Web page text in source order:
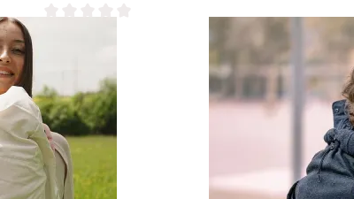
Note moyenne de 0 sur 5 étoiles